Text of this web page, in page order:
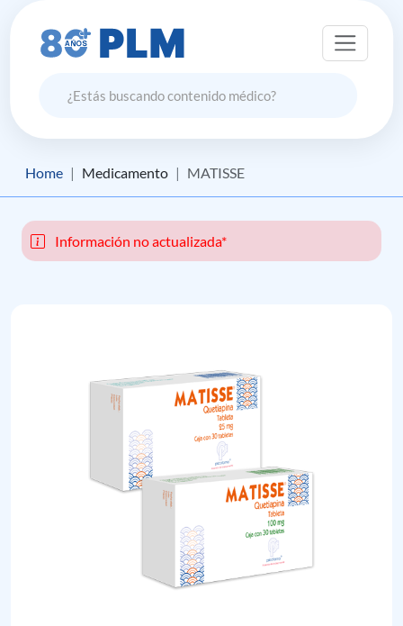
Home Medicamento MATISSE
Información no actualizada*